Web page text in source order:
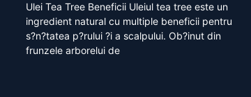
Ulei Tea Tree Beneficii Uleiul tea tree este un
ingredient natural cu multiple beneficii pentru
s?n?tatea p?rului ?i a scalpului. Ob?inut din
frunzele arborelui de